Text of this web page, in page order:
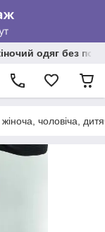
одяг без
чоловіча,